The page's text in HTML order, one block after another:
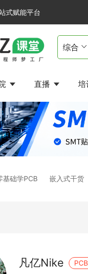
式赋能平台
直播 培
基础学PCB 嵌入式干货
凡亿Nike